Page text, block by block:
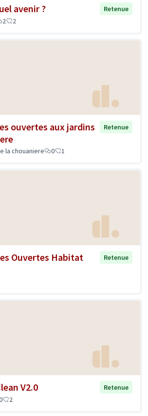
avenir ?
Retenue
2 2
ouvertes aux jardins
Retenue
la chouaniere 0 1
Ouvertes Habitat
Retenue
V2.0
Retenue
2